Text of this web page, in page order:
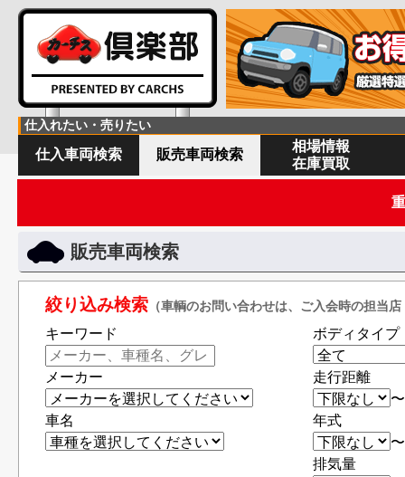
仕入れたい・売りたい
仕入車両検索 販売車両検索
相場情報
在庫買取
販売車両検索
絞り込み検索（車輌のお問い合わせは、ご入会時の担当
キーワード
メーカー
車名
ボディタイプ
走行距離
〜
年式
〜
排気量